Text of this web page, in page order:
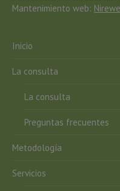
Mantenimiento web:
Inicio
La consulta
La consulta
Preguntas frecuentes
Metodología
Servicios